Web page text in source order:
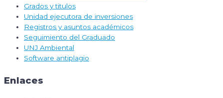
Grados y titulos
Unidad ejecutora de inversiones
Registros y asuntos académicos
Seguimiento del Graduado
UNJ Ambiental
Software antiplagio
Enlaces